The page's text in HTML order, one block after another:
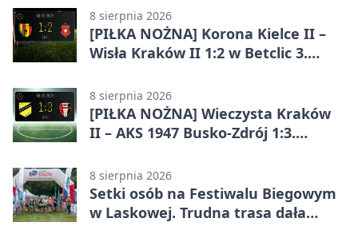
efektownym zwycięstwem
8 sierpnia 2026
[PIŁKA NOŻNA] Korona Kielce II –
Wisła Kraków II 1:2 w Betclic 3.
odwróciła losy meczu
8 sierpnia 2026
[PIŁKA NOŻNA] Wieczysta Kraków
II – AKS 1947 Busko-Zdrój 1:3.
Liga Grupa 4 (Grupa IV)
8 sierpnia 2026
Setki osób na Festiwalu Biegowym
w Laskowej. Trudna trasa dała